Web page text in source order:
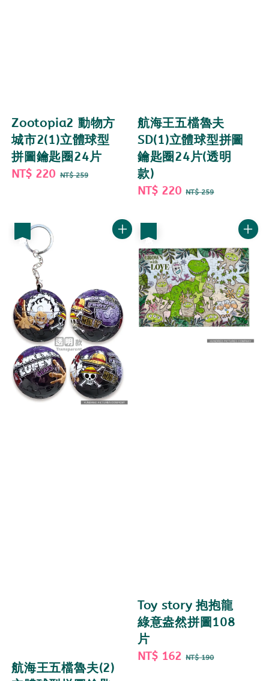
Zootopia2 動物方
城市2(1)立體球型
拼圖鑰匙圈24片
Sale
NT$ 220 Regular
NT$ 259
航海王五檔魯夫
SD(1)立體球型拼圖
鑰匙圈24片(透明
款)
Sale
NT$ 220 Regular
NT$ 259
航海王五檔魯夫(2)
Toy story 抱抱龍
綠意盎然拼圖108
片
Sale
NT$ 162 Regular
NT$ 190